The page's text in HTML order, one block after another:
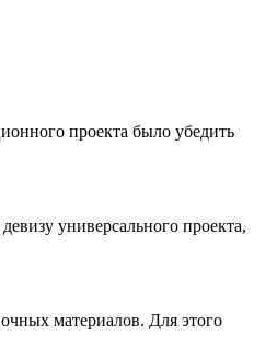
проекта было убедить
универсального проекта,
материалов. Для этого